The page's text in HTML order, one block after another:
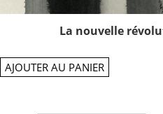
La nouvelle
AJOUTER AU PANIER